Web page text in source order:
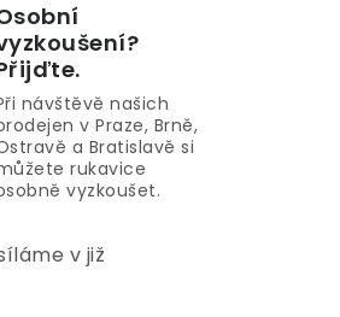
návštěvě našich
v Praze, Brně,
a Bratislavě si
rukavice
vyzkoušet.
v již